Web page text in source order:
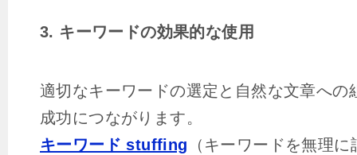
3. キーワードの効果的な使用
適切なキーワードの選定と自然な文章への
成功につながります。
キーワード stuffing （キーワードを無理